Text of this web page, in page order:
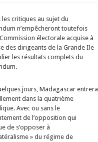
les critiques au sujet du
n’empêcheront toutefois
électorale acquise à
des dirigeants de la Grande Ile
les résultats complets du
jours, Madagascar entrera
dans la quatrième
Avec ou sans le
de l’opposition qui
de s’opposer à
» du régime de